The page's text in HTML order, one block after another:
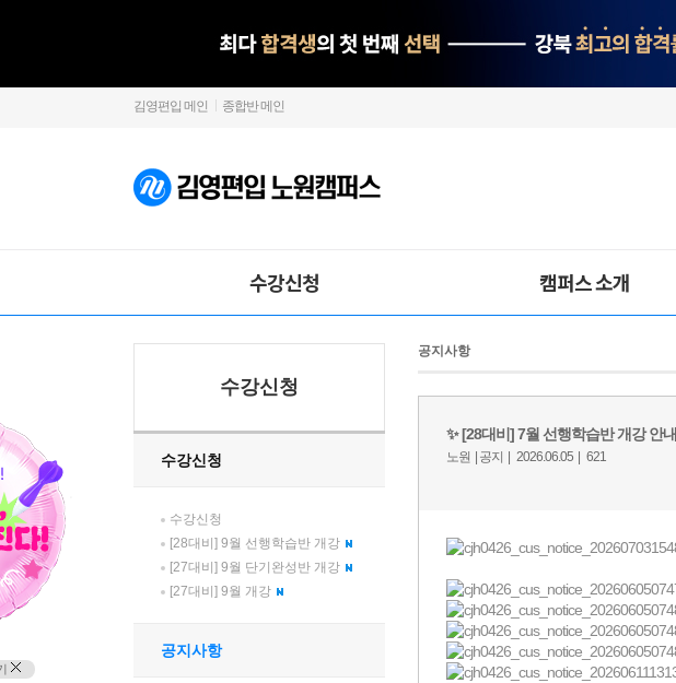
김영편입 메인 종합반 메인
수강신청 캠퍼스 소개
수강신청
수강신청
수강신청
[28대비] 9월 선행학습반 개강
[27대비] 9월 단기완성반 개강
[27대비] 9월 개강
공지사항
공지사항